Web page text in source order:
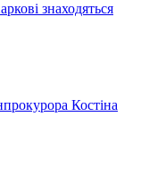
знаходяться
Костіна